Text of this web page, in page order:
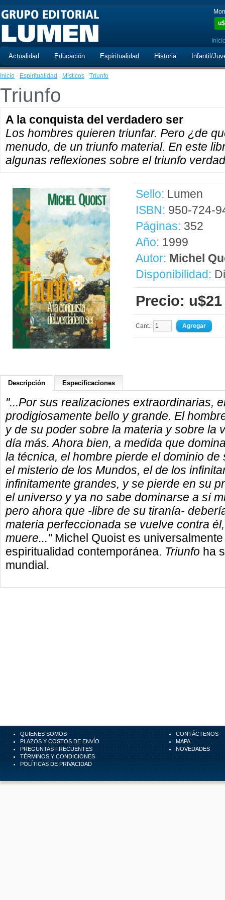
u$
Actualidad Educación Espiritualidad Historia Infantil/
Inicio · Espiritualidad · Místicos · Triunfo
Triunfo
A la conquista del verdadero ser
Los hombres quieren triunfar. Pero ¿de
menudo, de un triunfo material. En este
algunas reflexiones sobre el triunfo
Sello: Lumen
ISBN: 950-724-
Páginas: 352
Año: 1999
Autor: Michel
Disponibilidad:
Precio: u$21
Cant.:
Descripción Especificaciones
"...Por sus realizaciones extraordinarias,
prodigiosamente bello y grande. El
y de su poder sobre la materia y sobre la
día más. Ahora bien, a medida que
la técnica, el hombre pierde el dominio
el misterio de los Mundos, el de los
infinitamente grandes, y se pierde en su
el universo y ya no sabe dominarse a sí
pero ahora que -libre de su tiranía-
materia perfeccionada se vuelve contra
muere..."Michel Quoist es
espiritualidad contemporánea. Triunfo ha
mundial.
QUIENES SOMOS
PLAZOS Y COSTOS DE ENVÍO
PREGUNTAS FRECUENTES
TÉRMINOS Y CONDICIONES
POLÍTICAS DE PRIVACIDAD
CONTÁCTENOS
MAPA
NOVEDADES